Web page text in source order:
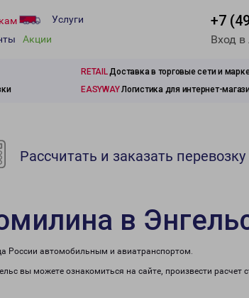
Услуги
Акции
+7
Вход
RETAILДоставка в торговые сети и
EASYWAYЛогистика для интернет-
Рассчитать и заказать перевозку
в
России автомобильным и авиатранспортом.
вы можете ознакомиться на сайте, произвести